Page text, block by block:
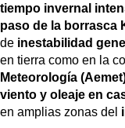
tiempo invernal
paso de la borrasca
de inestabilidad
en tierra como en la
Meteorología
viento y oleaje en
en amplias zonas del